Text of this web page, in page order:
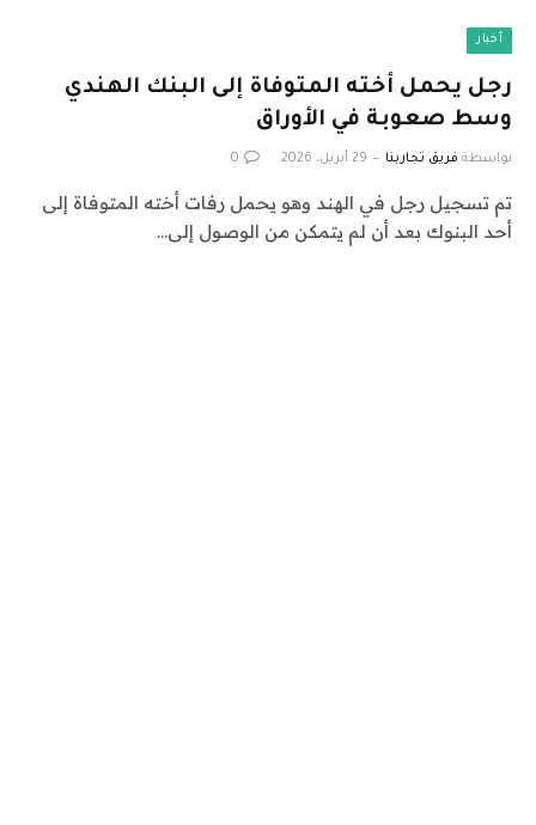
أخبار
رجل يحمل أخته المتوفاة إلى البنك الهندي
وسط صعوبة في الأوراق
بواسطة فريق تجاربنا 29 أبريل، 2026 0
تم تسجيل رجل في الهند وهو يحمل رفات أخته المتوفاة إلى
أحد البنوك بعد أن لم يتمكن من الوصول إلى…